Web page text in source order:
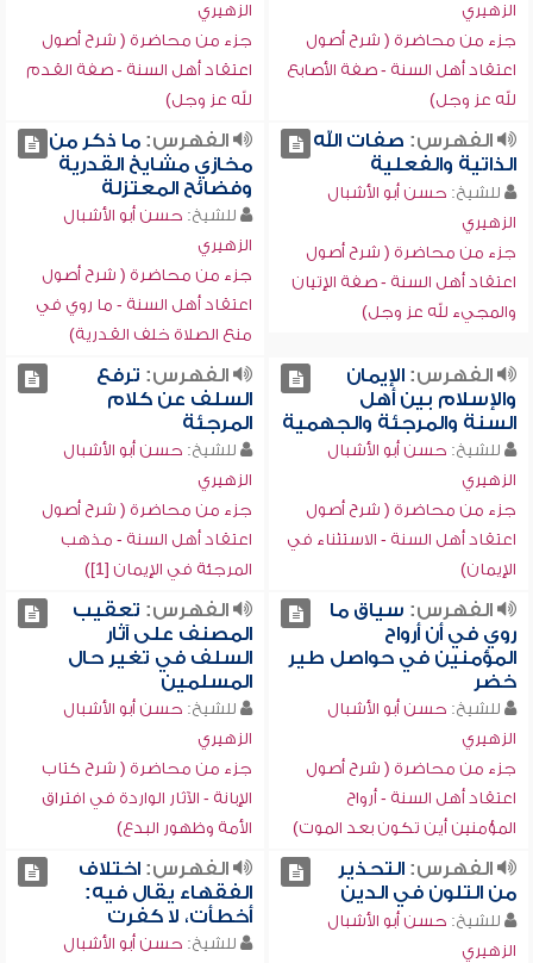
الزهيري
جزء من محاضرة ( شرح أصول
اعتقاد أهل السنة - صفة الأصابع
لله عز وجل)
الزهيري
جزء من محاضرة ( شرح أصول
اعتقاد أهل السنة - صفة القدم
لله عز وجل)
الفهرس: صفات الله
الذاتية والفعلية
للشيخ: حسن أبو الأشبال
الزهيري
جزء من محاضرة ( شرح أصول
اعتقاد أهل السنة - صفة الإتيان
والمجيء لله عز وجل)
الفهرس:ما ذكر من
مخازي مشايخ القدرية
وفضائح المعتزلة
للشيخ: حسن أبو الأشبال
الزهيري
جزء من محاضرة ( شرح أصول
اعتقاد أهل السنة - ما روي في
منع الصلاة خلف القدرية)
الفهرس:الإيمان
والإسلام بين أهل
السنة والمرجئة والجهمية
للشيخ: حسن أبو الأشبال
الزهيري
جزء من محاضرة ( شرح أصول
اعتقاد أهل السنة - الاستثناء في
الإيمان)
الفهرس: ترفع
السلف عن كلام
المرجئة
للشيخ: حسن أبو الأشبال
الزهيري
جزء من محاضرة ( شرح أصول
اعتقاد أهل السنة - مذهب
المرجئة في الإيمان [1])
الفهرس: سياق ما
روي في أن أرواح
المؤمنين في حواصل طير
خضر
للشيخ: حسن أبو الأشبال
الزهيري
جزء من محاضرة ( شرح أصول
اعتقاد أهل السنة - أرواح
المؤمنين أين تكون بعد الموت)
الفهرس: تعقيب
المصنف على آثار
السلف في تغير حال
المسلمين
للشيخ: حسن أبو الأشبال
الزهيري
جزء من محاضرة ( شرح كتاب
الإبانة - الآثار الواردة في افتراق
الأمة وظهور البدع)
الفهرس:التحذير
من التلون في الدين
للشيخ: حسن أبو الأشبال
الزهيري
الفهرس:اختلاف
الفقهاء يقال فيه:
أخطأت، لا كفرت
للشيخ: حسن أبو الأشبال